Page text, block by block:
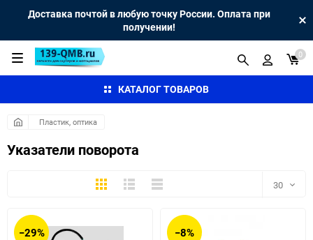
Доставка почтой в любую точку России. Оплата при
получении!
КАТАЛОГ ТОВАРОВ
0
Пластик, оптика
Указатели поворота
ПлиткаПодробноКомпактно 30
−29% −8%